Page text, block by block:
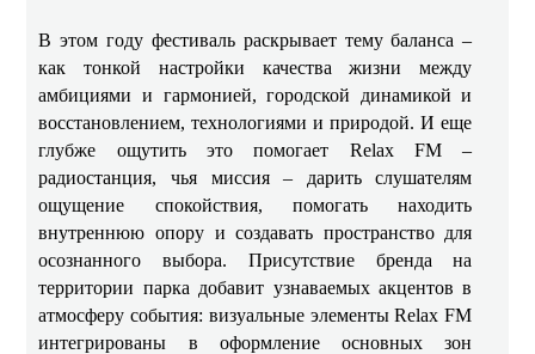
В этом году фестиваль раскрывает тему баланса –
как тонкой настройки качества жизни между
амбициями и гармонией, городской динамикой и
восстановлением, технологиями и природой. И еще
глубже ощутить это помогает Relax FM –
радиостанция, чья миссия – дарить слушателям
ощущение спокойствия, помогать находить
внутреннюю опору и создавать пространство для
осознанного выбора. Присутствие бренда на
территории парка добавит узнаваемых акцентов в
атмосферу события: визуальные элементы Relax FM
интегрированы в оформление основных зон